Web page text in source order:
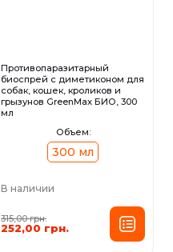
Противопаразитарный
биоспрей с диметиконом для
собак, кошек, кроликов и
грызунов GreenMax БИО, 300
мл
Объем:
300 мл
В наличии
315,00 грн.
252,00 грн.